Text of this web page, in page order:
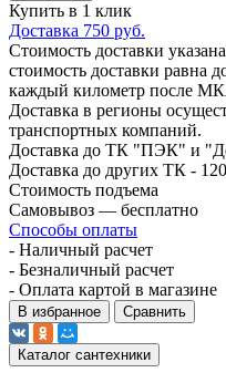
Купить в 1 клик
Доставка 750 руб.
Стоимость доставки
стоимость доставки равна
каждый километр после
Доставка в регионы
транспортных компаний.
Доставка до ТК "ПЭК" и
Доставка до других ТК -
Стоимость подъема
Самовывоз — бесплатно
Способы оплаты
- Наличный расчет
- Безналичный расчет
- Оплата картой в магазине
В избранное Сравнить
Каталог сантехники